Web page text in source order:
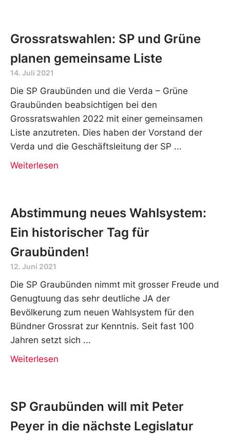
Grossratswahlen: SP und Grüne
planen gemeinsame Liste
14. Juli 2021
Die SP Graubünden und die Verda – Grüne
Graubünden beabsichtigen bei den
Grossratswahlen 2022 mit einer gemeinsamen
Liste anzutreten. Dies haben der Vorstand der
Verda und die Geschäftsleitung der SP
Weiterlesen
Abstimmung neues Wahlsystem:
Ein historischer Tag für
Graubünden!
12. Juni 2021
Die SP Graubünden nimmt mit grosser Freude und
Genugtuung das sehr deutliche JA der
Bevölkerung zum neuen Wahlsystem für den
Bündner Grossrat zur Kenntnis. Seit fast 100
Jahren setzt sich
Weiterlesen
SP Graubünden will mit Peter
Peyer in die nächste Legislatur